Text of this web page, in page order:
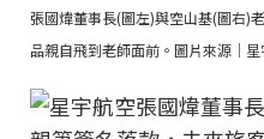
張國煒董事長(圖左)與空山基(圖右)
品親自飛到老師面前。圖片來源｜